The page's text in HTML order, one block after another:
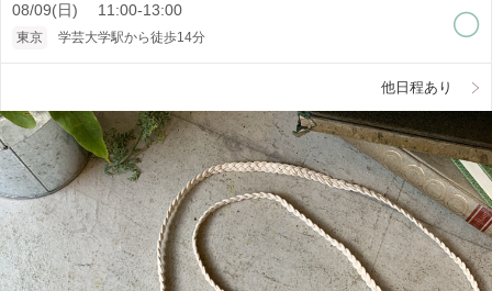
08/09(日) 11:00-13:00
東京 学芸大学駅から徒歩14分
他日程あり